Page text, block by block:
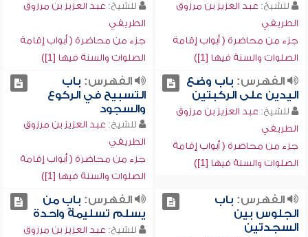
للشيخ: عبد العزيز بن مرزوق
الطريفي
جزء من محاضرة ( أبواب إقامة
الصلوات والسنة فيها [1])
للشيخ: عبد العزيز بن مرزوق
الطريفي
جزء من محاضرة ( أبواب إقامة
الصلوات والسنة فيها [1])
الفهرس: باب وضع
اليدين على الركبتين
للشيخ: عبد العزيز بن مرزوق
الطريفي
جزء من محاضرة ( أبواب إقامة
الصلوات والسنة فيها [1])
الفهرس: باب
التسبيح في الركوع
والسجود
للشيخ: عبد العزيز بن مرزوق
الطريفي
جزء من محاضرة ( أبواب إقامة
الصلوات والسنة فيها [1])
الفهرس: باب
الجلوس بين
السجدتين
الفهرس: باب من
يسلم تسليمةً واحدة
للشيخ: عبد العزيز بن مرزوق